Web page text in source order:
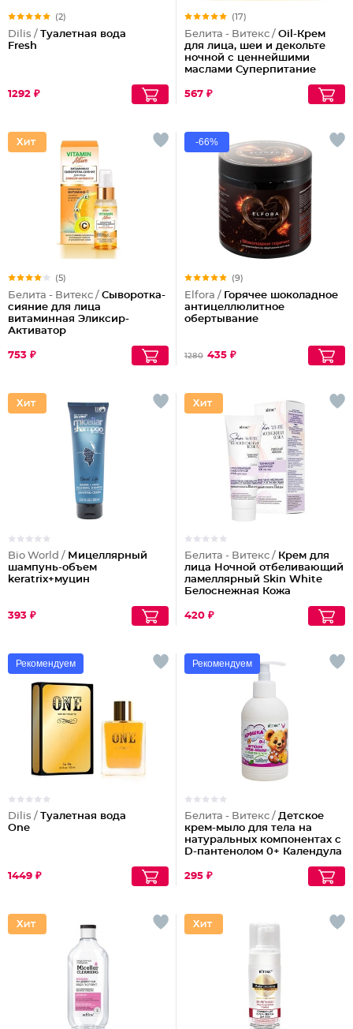
(2)
Dilis / Туалетная вода
Fresh
1292 ₽
(17)
Белита - Витекс / Oil-Крем
для лица, шеи и декольте
ночной с ценнейшими
маслами Суперпитание
567 ₽
(5)
Белита - Витекс / Сыворотка-
сияние для лица
витаминная Эликсир-
Активатор
753 ₽
-66%
(9)
Elfora / Горячее шоколадное
антицеллюлитное
обертывание
1280 435 ₽
Bio World / Мицеллярный
шампунь-объем
keratrix+муцин
393 ₽
Белита - Витекс / Крем для
лица Ночной отбеливающий
ламеллярный Skin White
Белоснежная Кожа
420 ₽
Рекомендуем
Dilis / Туалетная вода
One
1449 ₽
Рекомендуем
Белита - Витекс / Детское
крем-мыло для тела на
натуральных компонентах с
D-пантенолом 0+ Календула
295 ₽